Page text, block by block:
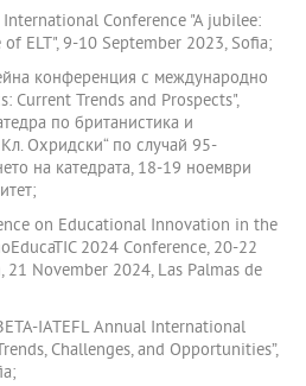
Conference "A jubilee:
ELT", 9-10 September 2023, Sofia;
конференция с международно
Current Trends and Prospects",
по британистика и
Охридски“ по случай 95-
на катедрата, 18-19 ноември
on Educational Innovation in the
2024 Conference, 20-22
21 November 2024, Las Palmas de
IATEFL Annual International
Challenges, and Opportunities”,